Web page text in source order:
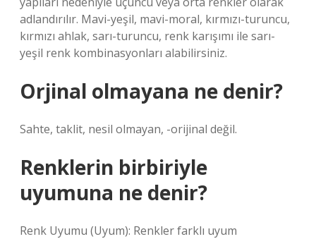
adlandırılır. Mavi-yeşil, mavi-moral, kırmızı-turuncu,
kırmızı ahlak, sarı-turuncu, renk karışımı ile sarı-
yeşil renk kombinasyonları alabilirsiniz.
Orjinal olmayana ne denir?
Sahte, taklit, nesil olmayan, -orijinal değil.
Renklerin birbiriyle
uyumuna ne denir?
Renk Uyumu (Uyum): Renkler farklı uyum